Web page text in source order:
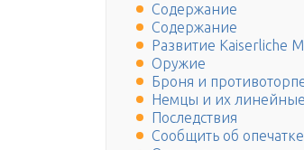
Содержание
Содержание
Развитие Kaiserliche
Оружие
Броня и
Немцы и их
Последствия
Сообщить об опечатке